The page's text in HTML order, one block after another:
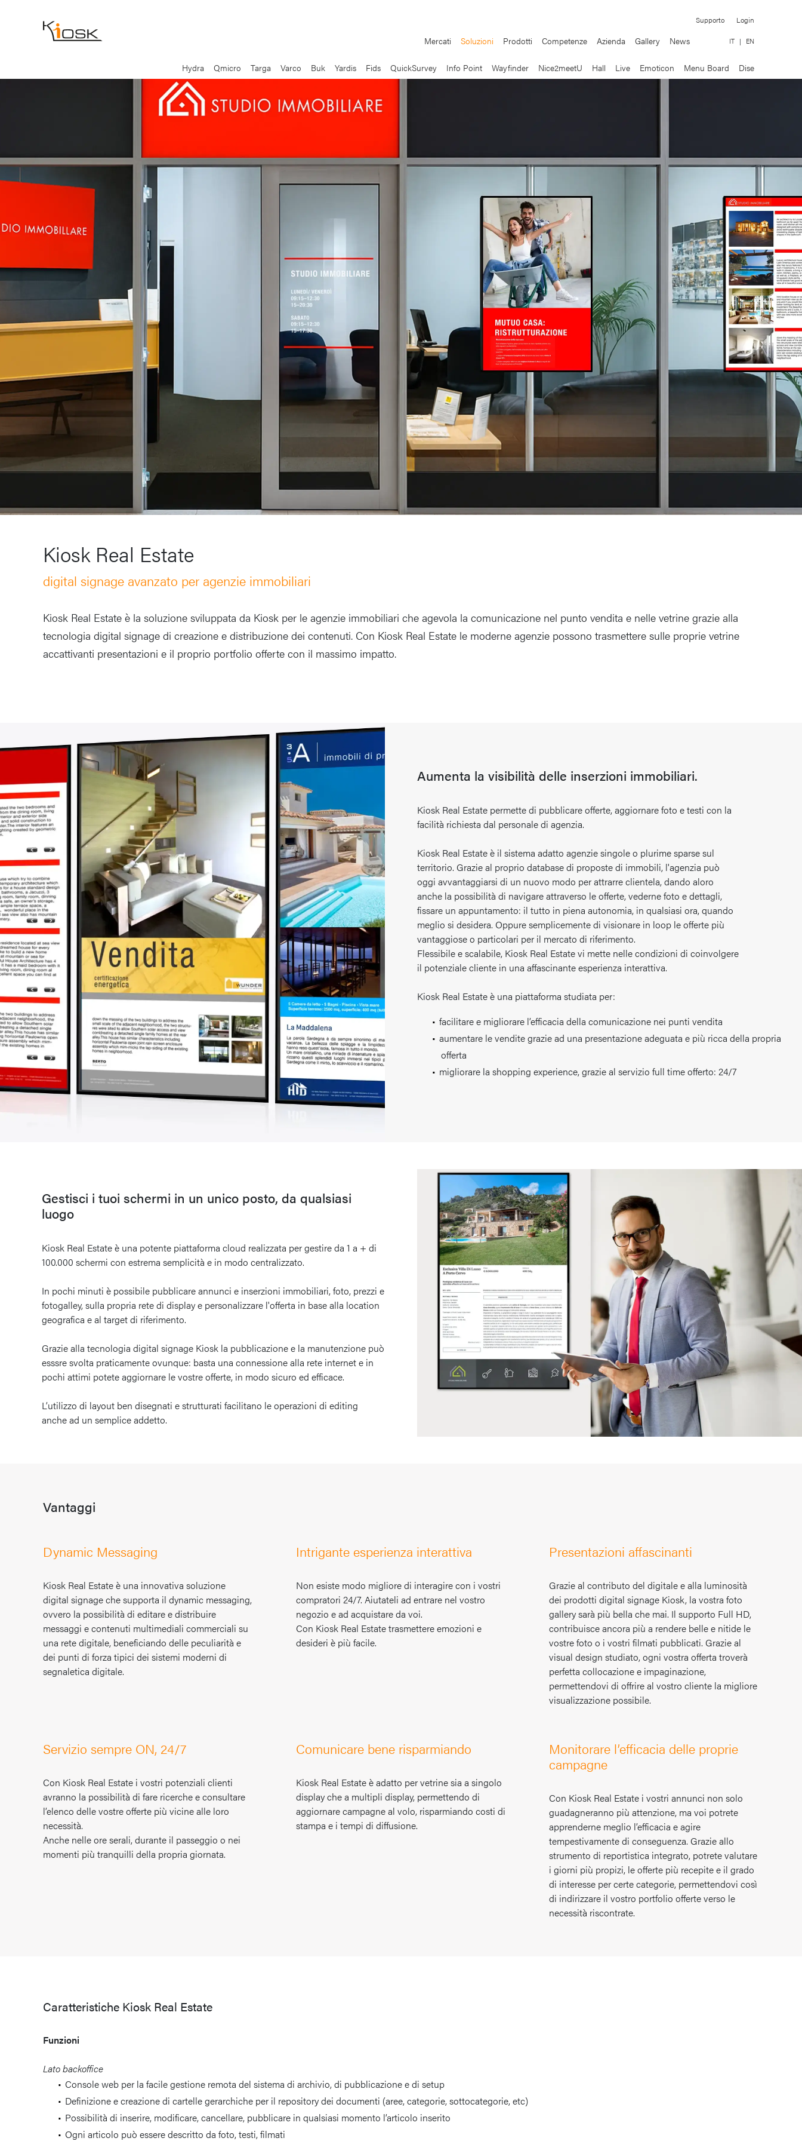
Supporto Login
Mercati Soluzioni Prodotti Competenze Azienda Gallery News IT | EN
Hydra Qmicro Targa Varco Buk Yardis Fids QuickSurvey Info Point Wayfinder Nice2meetU Hall Live Emoticon Menu Board Dise
Kiosk Real Estate
digital signage avanzato per agenzie immobiliari
Kiosk Real Estate è la soluzione sviluppata da Kiosk per le agenzie immobiliari che agevola la comunicazione nel punto vendita e nelle vetrine grazie alla
tecnologia digital signage di creazione e distribuzione dei contenuti. Con Kiosk Real Estate le moderne agenzie possono trasmettere sulle proprie vetrine
accattivanti presentazioni e il proprio portfolio offerte con il massimo impatto.
Aumenta la visibilità delle inserzioni immobiliari.
Kiosk Real Estate permette di pubblicare offerte, aggiornare foto e testi con la
facilità richiesta dal personale di agenzia.
Kiosk Real Estate è il sistema adatto agenzie singole o plurime sparse sul
territorio. Grazie al proprio database di proposte di immobili, l'agenzia può
oggi avvantaggiarsi di un nuovo modo per attrarre clientela, dando aloro
anche la possibilità di navigare attraverso le offerte, vederne foto e dettagli,
fissare un appuntamento: il tutto in piena autonomia, in qualsiasi ora, quando
meglio si desidera. Oppure semplicemente di visionare in loop le offerte più
vantaggiose o particolari per il mercato di riferimento.
Flessibile e scalabile, Kiosk Real Estate vi mette nelle condizioni di coinvolgere
il potenziale cliente in una affascinante esperienza interattiva.
Kiosk Real Estate è una piattaforma studiata per:
facilitare e migliorare l’efficacia della comunicazione nei punti vendita
aumentare le vendite grazie ad una presentazione adeguata e più ricca della propria
offerta
migliorare la shopping experience, grazie al servizio full time offerto: 24/7
Gestisci i tuoi schermi in un unico posto, da qualsiasi
luogo
Kiosk Real Estate è una potente piattaforma cloud realizzata per gestire da 1 a + di
100.000 schermi con estrema semplicità e in modo centralizzato.
In pochi minuti è possibile pubblicare annunci e inserzioni immobiliari, foto, prezzi e
fotogalley, sulla propria rete di display e personalizzare l'offerta in base alla location
geografica e al target di riferimento.
Grazie alla tecnologia digital signage Kiosk la pubblicazione e la manutenzione può
esssre svolta praticamente ovunque: basta una connessione alla rete internet e in
pochi attimi potete aggiornare le vostre offerte, in modo sicuro ed efficace.
L’utilizzo di layout ben disegnati e strutturati facilitano le operazioni di editing
anche ad un semplice addetto.
Vantaggi
Dynamic Messaging
Kiosk Real Estate è una innovativa soluzione
digital signage che supporta il dynamic messaging,
ovvero la possibilità di editare e distribuire
messaggi e contenuti multimediali commerciali su
una rete digitale, beneficiando delle peculiarità e
dei punti di forza tipici dei sistemi moderni di
segnaletica digitale.
Intrigante esperienza interattiva
Non esiste modo migliore di interagire con i vostri
compratori 24/7. Aiutateli ad entrare nel vostro
negozio e ad acquistare da voi.
Con Kiosk Real Estate trasmettere emozioni e
desideri è più facile.
Presentazioni affascinanti
Grazie al contributo del digitale e alla luminosità
dei prodotti digital signage Kiosk, la vostra foto
gallery sarà più bella che mai. Il supporto Full HD,
contribuisce ancora più a rendere belle e nitide le
vostre foto o i vostri filmati pubblicati. Grazie al
visual design studiato, ogni vostra offerta troverà
perfetta collocazione e impaginazione,
permettendovi di offrire al vostro cliente la migliore
visualizzazione possibile.
Servizio sempre ON, 24/7
Con Kiosk Real Estate i vostri potenziali clienti
avranno la possibilità di fare ricerche e consultare
l’elenco delle vostre offerte più vicine alle loro
necessità.
Anche nelle ore serali, durante il passeggio o nei
momenti più tranquilli della propria giornata.
Comunicare bene risparmiando
Kiosk Real Estate è adatto per vetrine sia a singolo
display che a multipli display, permettendo di
aggiornare campagne al volo, risparmiando costi di
stampa e i tempi di diffusione.
Monitorare l’efficacia delle proprie
campagne
Con Kiosk Real Estate i vostri annunci non solo
guadagneranno più attenzione, ma voi potrete
apprenderne meglio l’efficacia e agire
tempestivamente di conseguenza. Grazie allo
strumento di reportistica integrato, potrete valutare
i giorni più propizi, le offerte più recepite e il grado
di interesse per certe categorie, permettendovi così
di indirizzare il vostro portfolio offerte verso le
necessità riscontrate.
Caratteristiche Kiosk Real Estate
Funzioni
Lato backoffice
Console web per la facile gestione remota del sistema di archivio, di pubblicazione e di setup
Definizione e creazione di cartelle gerarchiche per il repository dei documenti (aree, categorie, sottocategorie, etc)
Possibilità di inserire, modificare, cancellare, pubblicare in qualsiasi momento l’articolo inserito
Ogni articolo può essere descritto da foto, testi, filmati